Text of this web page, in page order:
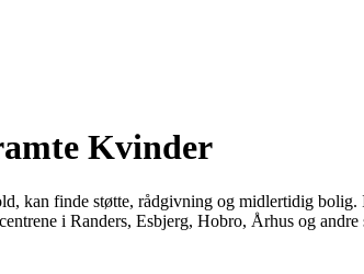
Kvinder
kan finde støtte, rådgivning og midlertidig bolig.
i Randers, Esbjerg, Hobro, Århus og andre